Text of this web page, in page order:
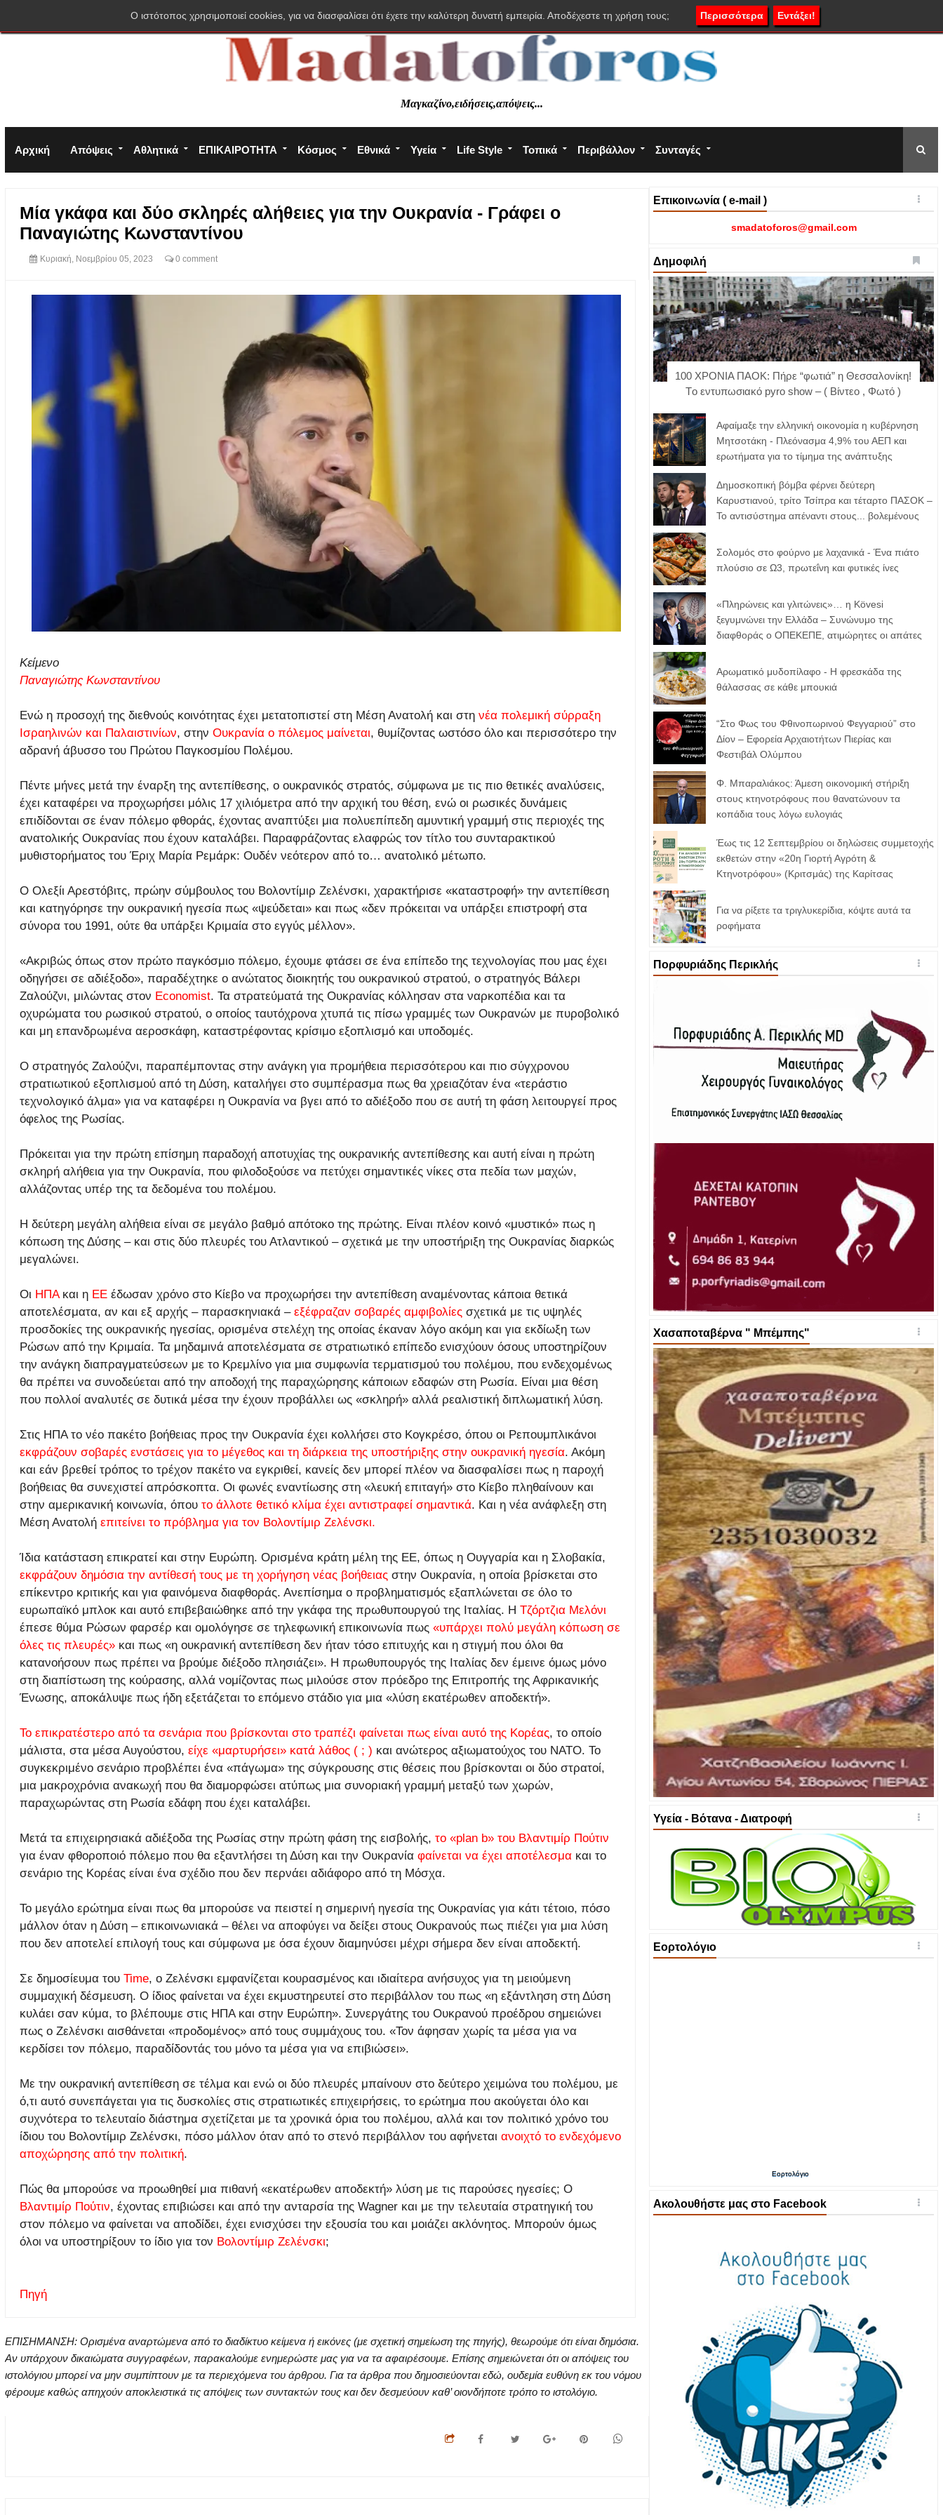
Πολιτική απορρήτου Φόρμα επικοινωνίας
Μαγκαζίνο,ειδήσεις,απόψεις...
Αρχική Απόψεις Αθλητικά ΕΠΙΚΑΙΡΟΤΗΤΑ Κόσμος Εθνικά Υγεία Life Style Τοπικά Περιβάλλον Συνταγές
Μία γκάφα και δύο σκληρές αλήθειες για την Ουκρανία - Γράφει ο
Παναγιώτης Κωνσταντίνου
Κυριακή, Νοεμβρίου 05, 2023 0 comment
Κείμενο
Παναγιώτης Κωνσταντίνου
Ενώ η προσοχή της διεθνούς κοινότητας έχει μετατοπιστεί στη Μέση Ανατολή και στη νέα πολεμική σύρραξη
Ισραηλινών και Παλαιστινίων, στην Ουκρανία ο πόλεμος μαίνεται, θυμίζοντας ωστόσο όλο και περισσότερο την
αδρανή άβυσσο του Πρώτου Παγκοσμίου Πολέμου.
Πέντε μήνες μετά την έναρξη της αντεπίθεσης, ο ουκρανικός στρατός, σύμφωνα με τις πιο θετικές αναλύσεις,
έχει καταφέρει να προχωρήσει μόλις 17 χιλιόμετρα από την αρχική του θέση, ενώ οι ρωσικές δυνάμεις
επιδίδονται σε έναν πόλεμο φθοράς, έχοντας αναπτύξει μια πολυεπίπεδη αμυντική γραμμή στις περιοχές της
ανατολικής Ουκρανίας που έχουν καταλάβει. Παραφράζοντας ελαφρώς τον τίτλο του συνταρακτικού
μυθιστορήματος του Έριχ Μαρία Ρεμάρκ: Ουδέν νεότερον από το… ανατολικό μέτωπο.
Ο Ολεξίι Αρεστόβιτς, πρώην σύμβουλος του Βολοντίμιρ Ζελένσκι, χαρακτήρισε «καταστροφή» την αντεπίθεση
και κατηγόρησε την ουκρανική ηγεσία πως «ψεύδεται» και πως «δεν πρόκειται να υπάρξει επιστροφή στα
σύνορα του 1991, ούτε θα υπάρξει Κριμαία στο εγγύς μέλλον».
«Ακριβώς όπως στον πρώτο παγκόσμιο πόλεμο, έχουμε φτάσει σε ένα επίπεδο της τεχνολογίας που μας έχει
οδηγήσει σε αδιέξοδο», παραδέχτηκε ο ανώτατος διοικητής του ουκρανικού στρατού, ο στρατηγός Βάλερι
Ζαλούζνι, μιλώντας στον Economist. Τα στρατεύματά της Ουκρανίας κόλλησαν στα ναρκοπέδια και τα
οχυρώματα του ρωσικού στρατού, ο οποίος ταυτόχρονα χτυπά τις πίσω γραμμές των Ουκρανών με πυροβολικό
και μη επανδρωμένα αεροσκάφη, καταστρέφοντας κρίσιμο εξοπλισμό και υποδομές.
Ο στρατηγός Ζαλούζνι, παραπέμποντας στην ανάγκη για προμήθεια περισσότερου και πιο σύγχρονου
στρατιωτικού εξοπλισμού από τη Δύση, καταλήγει στο συμπέρασμα πως θα χρειαζόταν ένα «τεράστιο
τεχνολογικό άλμα» για να καταφέρει η Ουκρανία να βγει από το αδιέξοδο που σε αυτή τη φάση λειτουργεί προς
όφελος της Ρωσίας.
Πρόκειται για την πρώτη επίσημη παραδοχή αποτυχίας της ουκρανικής αντεπίθεσης και αυτή είναι η πρώτη
σκληρή αλήθεια για την Ουκρανία, που φιλοδοξούσε να πετύχει σημαντικές νίκες στα πεδία των μαχών,
αλλάζοντας υπέρ της τα δεδομένα του πολέμου.
Η δεύτερη μεγάλη αλήθεια είναι σε μεγάλο βαθμό απότοκο της πρώτης. Είναι πλέον κοινό «μυστικό» πως η
κόπωση της Δύσης – και στις δύο πλευρές του Ατλαντικού – σχετικά με την υποστήριξη της Ουκρανίας διαρκώς
μεγαλώνει.
Οι ΗΠΑκαι η ΕΕέδωσαν χρόνο στο Κίεβο να προχωρήσει την αντεπίθεση αναμένοντας κάποια θετικά
αποτελέσματα, αν και εξ αρχής – παρασκηνιακά – εξέφραζαν σοβαρές αμφιβολίεςσχετικά με τις υψηλές
προσδοκίες της ουκρανικής ηγεσίας, ορισμένα στελέχη της οποίας έκαναν λόγο ακόμη και για εκδίωξη των
Ρώσων από την Κριμαία. Τα μηδαμινά αποτελέσματα σε στρατιωτικό επίπεδο ενισχύουν όσους υποστηρίζουν
την ανάγκη διαπραγματεύσεων με το Κρεμλίνο για μια συμφωνία τερματισμού του πολέμου, που ενδεχομένως
θα πρέπει να συνοδεύεται από την αποδοχή της παραχώρησης κάποιων εδαφών στη Ρωσία. Είναι μια θέση
που πολλοί αναλυτές σε δυτικά μέσα την έχουν προβάλλει ως «σκληρή» αλλά ρεαλιστική διπλωματική λύση.
Στις ΗΠΑ το νέο πακέτο βοήθειας προς την Ουκρανία έχει κολλήσει στο Κογκρέσο, όπου οι Ρεπουμπλικάνοι
εκφράζουν σοβαρές ενστάσεις για το μέγεθος και τη διάρκεια της υποστήριξης στην ουκρανική ηγεσία. Ακόμη
και εάν βρεθεί τρόπος το τρέχον πακέτο να εγκριθεί, κανείς δεν μπορεί πλέον να διασφαλίσει πως η παροχή
βοήθειας θα συνεχιστεί απρόσκοπτα. Οι φωνές εναντίωσης στη «λευκή επιταγή» στο Κίεβο πληθαίνουν και
στην αμερικανική κοινωνία, όπου το άλλοτε θετικό κλίμα έχει αντιστραφεί σημαντικά. Και η νέα ανάφλεξη στη
Μέση Ανατολή επιτείνει το πρόβλημα για τον Βολοντίμιρ Ζελένσκι.
Ίδια κατάσταση επικρατεί και στην Ευρώπη. Ορισμένα κράτη μέλη της ΕΕ, όπως η Ουγγαρία και η Σλοβακία,
εκφράζουν δημόσια την αντίθεσή τους με τη χορήγηση νέας βοήθειαςστην Ουκρανία, η οποία βρίσκεται στο
επίκεντρο κριτικής και για φαινόμενα διαφθοράς. Ανεπίσημα ο προβληματισμός εξαπλώνεται σε όλο το
ευρωπαϊκό μπλοκ και αυτό επιβεβαιώθηκε από την γκάφα της πρωθυπουργού της Ιταλίας. Η Τζόρτζια Μελόνι
έπεσε θύμα Ρώσων φαρσέρ και ομολόγησε σε τηλεφωνική επικοινωνία πως «υπάρχει πολύ μεγάλη κόπωση σε
όλες τις πλευρές»και πως «η ουκρανική αντεπίθεση δεν ήταν τόσο επιτυχής και η στιγμή που όλοι θα
κατανοήσουν πως πρέπει να βρούμε διέξοδο πλησιάζει». Η πρωθυπουργός της Ιταλίας δεν έμεινε όμως μόνο
στη διαπίστωση της κούρασης, αλλά νομίζοντας πως μιλούσε στον πρόεδρο της Επιτροπής της Αφρικανικής
Ένωσης, αποκάλυψε πως ήδη εξετάζεται το επόμενο στάδιο για μια «λύση εκατέρωθεν αποδεκτή».
Το επικρατέστερο από τα σενάρια που βρίσκονται στο τραπέζι φαίνεται πως είναι αυτό της Κορέας, το οποίο
μάλιστα, στα μέσα Αυγούστου, είχε «μαρτυρήσει» κατά λάθος ( ; ) και ανώτερος αξιωματούχος του ΝΑΤΟ. Το
συγκεκριμένο σενάριο προβλέπει ένα «πάγωμα» της σύγκρουσης στις θέσεις που βρίσκονται οι δύο στρατοί,
μια μακροχρόνια ανακωχή που θα διαμορφώσει ατύπως μια συνοριακή γραμμή μεταξύ των χωρών,
παραχωρώντας στη Ρωσία εδάφη που έχει καταλάβει.
Μετά τα επιχειρησιακά αδιέξοδα της Ρωσίας στην πρώτη φάση της εισβολής, το «plan b» του Βλαντιμίρ Πούτιν
για έναν φθοροποιό πόλεμο που θα εξαντλήσει τη Δύση και την Ουκρανία φαίνεται να έχει αποτέλεσμακαι το
σενάριο της Κορέας είναι ένα σχέδιο που δεν περνάει αδιάφορο από τη Μόσχα.
Το μεγάλο ερώτημα είναι πως θα μπορούσε να πειστεί η σημερινή ηγεσία της Ουκρανίας για κάτι τέτοιο, πόσο
μάλλον όταν η Δύση – επικοινωνιακά – θέλει να αποφύγει να δείξει στους Ουκρανούς πως πιέζει για μια λύση
που δεν αποτελεί επιλογή τους και σύμφωνα με όσα έχουν διαμηνύσει μέχρι σήμερα δεν είναι αποδεκτή.
Σε δημοσίευμα του Time, ο Ζελένσκι εμφανίζεται κουρασμένος και ιδιαίτερα ανήσυχος για τη μειούμενη
συμμαχική δέσμευση. Ο ίδιος φαίνεται να έχει εκμυστηρευτεί στο περιβάλλον του πως «η εξάντληση στη Δύση
κυλάει σαν κύμα, το βλέπουμε στις ΗΠΑ και στην Ευρώπη». Συνεργάτης του Ουκρανού προέδρου σημειώνει
πως ο Ζελένσκι αισθάνεται «προδομένος» από τους συμμάχους του. «Τον άφησαν χωρίς τα μέσα για να
κερδίσει τον πόλεμο, παραδίδοντάς του μόνο τα μέσα για να επιβιώσει».
Με την ουκρανική αντεπίθεση σε τέλμα και ενώ οι δύο πλευρές μπαίνουν στο δεύτερο χειμώνα του πολέμου, με
ό,τι αυτό συνεπάγεται για τις δυσκολίες στις στρατιωτικές επιχειρήσεις, το ερώτημα που ακούγεται όλο και
συχνότερα το τελευταίο διάστημα σχετίζεται με τα χρονικά όρια του πολέμου, αλλά και τον πολιτικό χρόνο του
ίδιου του Βολοντίμιρ Ζελένσκι, πόσο μάλλον όταν από το στενό περιβάλλον του αφήνεται ανοιχτό το ενδεχόμενο
αποχώρησης από την πολιτική.
Πώς θα μπορούσε να προωθηθεί μια πιθανή «εκατέρωθεν αποδεκτή» λύση με τις παρούσες ηγεσίες; Ο
Βλαντιμίρ Πούτιν, έχοντας επιβιώσει και από την ανταρσία της Wagner και με την τελευταία στρατηγική του
στον πόλεμο να φαίνεται να αποδίδει, έχει ενισχύσει την εξουσία του και μοιάζει ακλόνητος. Μπορούν όμως
όλοι να υποστηρίξουν το ίδιο για τον Βολοντίμιρ Ζελένσκι;
Πηγή
ΕΠΙΣΗΜΑΝΣΗ: Ορισμένα αναρτώμενα από το διαδίκτυο κείμενα ή εικόνες (με σχετική σημείωση της πηγής), θεωρούμε ότι είναι δημόσια.
Αν υπάρχουν δικαιώματα συγγραφέων, παρακαλούμε ενημερώστε μας για να τα αφαιρέσουμε. Επίσης σημειώνεται ότι οι απόψεις του
ιστολόγιου μπορεί να μην συμπίπτουν με τα περιεχόμενα του άρθρου. Για τα άρθρα που δημοσιεύονται εδώ, ουδεμία ευθύνη εκ του νόμου
φέρουμε καθώς απηχούν αποκλειστικά τις απόψεις των συντακτών τους και δεν δεσμεύουν καθ’ οιονδήποτε τρόπο το ιστολόγιο.
Επικοινωνία ( e-mail )
smadatoforos@gmail.com
Δημοφιλή
100 ΧΡΟΝΙΑ ΠΑΟΚ: Πήρε “φωτιά” η Θεσσαλονίκη!
Tο εντυπωσιακό pyro show – ( Βίντεο , Φωτό )
Αφαίμαξε την ελληνική οικονομία η κυβέρνηση
Μητσοτάκη - Πλεόνασμα 4,9% του ΑΕΠ και
ερωτήματα για το τίμημα της ανάπτυξης
Δημοσκοπική βόμβα φέρνει δεύτερη
Καρυστιανού, τρίτο Τσίπρα και τέταρτο ΠΑΣΟΚ –
Το αντισύστημα απέναντι στους... βολεμένους
Σολομός στο φούρνο με λαχανικά - Ένα πιάτο
πλούσιο σε Ω3, πρωτεΐνη και φυτικές ίνες
«Πληρώνεις και γλιτώνεις»… η Kövesi
ξεγυμνώνει την Ελλάδα – Συνώνυμο της
διαφθοράς ο ΟΠΕΚΕΠΕ, ατιμώρητες οι απάτες
Αρωματικό μυδοπίλαφο - Η φρεσκάδα της
θάλασσας σε κάθε μπουκιά
“Στο Φως του Φθινοπωρινού Φεγγαριού” στο
Δίον – Εφορεία Αρχαιοτήτων Πιερίας και
Φεστιβάλ Ολύμπου
Φ. Μπαραλιάκος: Άμεση οικονομική στήριξη
στους κτηνοτρόφους που θανατώνουν τα
κοπάδια τους λόγω ευλογιάς
Έως τις 12 Σεπτεμβρίου οι δηλώσεις συμμετοχής
εκθετών στην «20η Γιορτή Αγρότη &
Κτηνοτρόφου» (Κριτσμάς) της Καρίτσας
Για να ρίξετε τα τριγλυκερίδια, κόψτε αυτά τα
ροφήματα
Πορφυριάδης Περικλής
Χασαποταβέρνα " Μπέμπης"
Υγεία - Βότανα - Διατροφή
Εορτολόγιο
Εορτολόγιο
Ακολουθήστε μας στο Facebook
O ιστότοπος χρησιμοποιεί cookies, για να διασφαλίσει ότι έχετε την καλύτερη δυνατή εμπειρία. Αποδέχεστε τη χρήση τους; Περισσότερα Εντάξει!